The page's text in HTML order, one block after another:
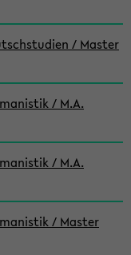
/ Master
/ M.A.
/ M.A.
/ Master